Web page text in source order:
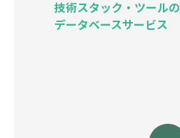
技術スタック・ツールの
データベースサービス